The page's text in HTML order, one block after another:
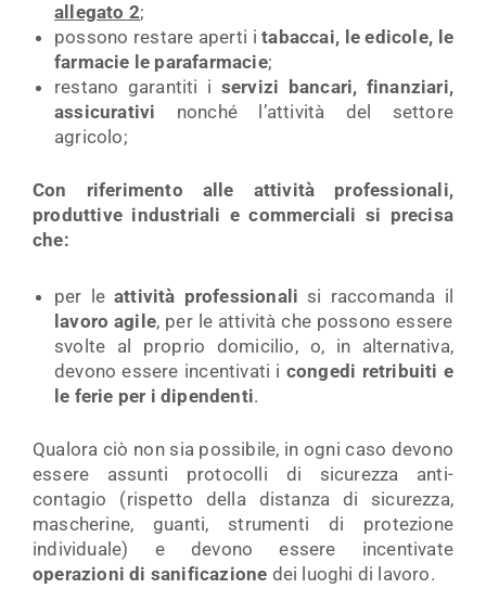
allegato 2;
possono restare aperti itabaccai, le edicole, le
farmacie le parafarmacie;
restano garantiti i servizi bancari, finanziari,
assicurativi nonché l’attività del settore
agricolo;
Con riferimento alle attività professionali,
produttive industriali e commerciali si precisa
che:
per le attività professionali si raccomanda il
lavoro agile, per le attività che possono essere
svolte al proprio domicilio, o, in alternativa,
devono essere incentivati i congedi retribuiti e
le ferie per i dipendenti.
Qualora ciò non sia possibile, in ogni caso devono
essere assunti protocolli di sicurezza anti-
contagio (rispetto della distanza di sicurezza,
mascherine, guanti, strumenti di protezione
individuale) e devono essere incentivate
operazioni di sanificazione dei luoghi di lavoro.